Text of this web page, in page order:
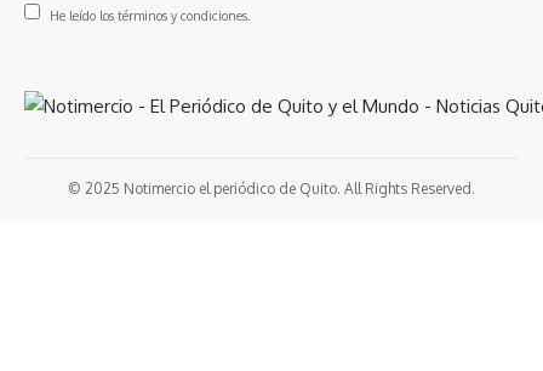
He leído los términos y condiciones.
© 2025 Notimercio el periódico de Quito. All Rights Reserved.